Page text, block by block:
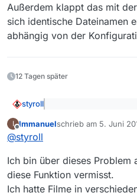
Außerdem klappt das mit
sich identische Dateinamen
abhängig von der
12 Tagen später
styroll
selbe datein neu zu
gefunden.
Sinn, dieselbe Datei
Und wenn eine
mal runtergeladen
nochmals, wenn man
sollte ja in der Regel
I
Offline
Immanuelschrieb am 5. Juni
zuletzt editiert von
@styroll
Ich bin über dieses Problem
diese Funktion vermisst.
Ich hatte Filme in